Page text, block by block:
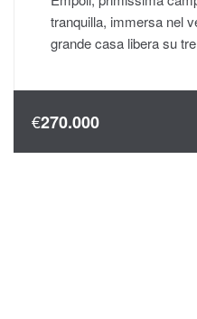
tranquilla, immersa nel
grande casa libera su
€270.000